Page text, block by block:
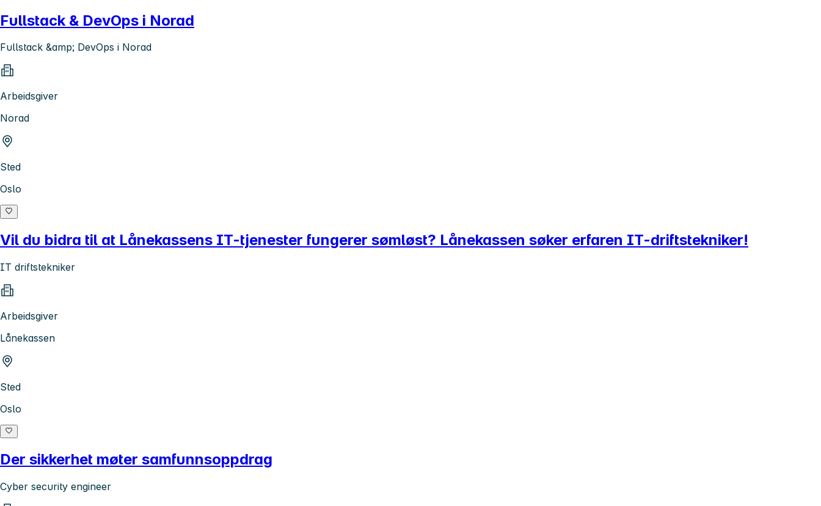
Fullstack & DevOps i Norad
Fullstack &amp; DevOps i Norad
Arbeidsgiver
Norad
Sted
Oslo
Vil du bidra til at Lånekassens IT-tjenester fungerer sømløst? Lånekassen søker erfaren IT-driftstekniker!
IT driftstekniker
Arbeidsgiver
Lånekassen
Sted
Oslo
Der sikkerhet møter samfunnsoppdrag
Cyber security engineer